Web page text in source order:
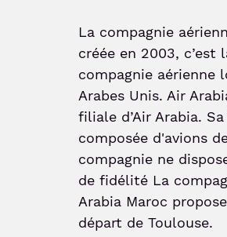
La compagnie
créée en 2003, c’est
compagnie aérienne
Arabes Unis. Air
filiale d’Air Arabia.
composée d'avions
compagnie ne
de fidélité La
Arabia Maroc
départ de Toulouse.